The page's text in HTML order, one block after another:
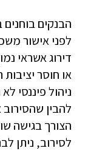
הבנקים
לפני אישור
דירוג אשראי
או חוסר
ניהול פיננסי
להבין
הצורך בגישה
לסירוב, ניתן